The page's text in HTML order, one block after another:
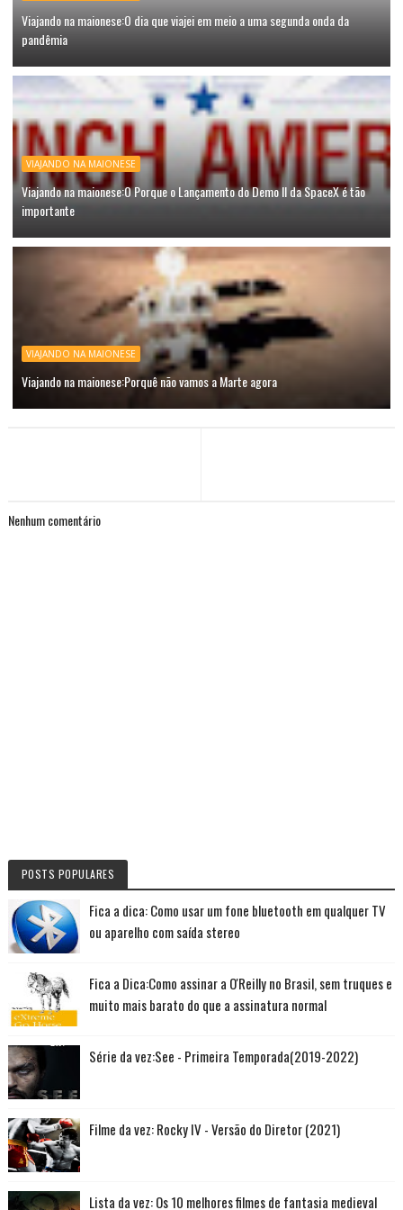
Viajando na maionese:O dia que viajei em meio a uma segunda onda da
pandêmia
VIAJANDO NA MAIONESE
Viajando na maionese:O Porque o Lançamento do Demo II da SpaceX é tão
importante
VIAJANDO NA MAIONESE
Viajando na maionese:Porquê não vamos a Marte agora
Nenhum comentário
POSTS POPULARES
Fica a dica: Como usar um fone bluetooth em qualquer TV
ou aparelho com saída stereo
Fica a Dica:Como assinar a O'Reilly no Brasil, sem truques e
muito mais barato do que a assinatura normal
Série da vez:See - Primeira Temporada(2019-2022)
Filme da vez: Rocky IV - Versão do Diretor (2021)
Lista da vez: Os 10 melhores filmes de fantasia medieval